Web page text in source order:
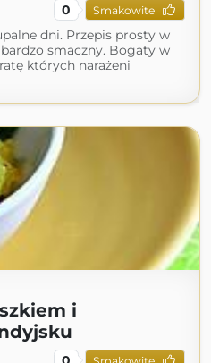
0 Smakowite
dni. Przepis prosty w
smaczny. Bogaty w
których narażeni
i
Smakowite